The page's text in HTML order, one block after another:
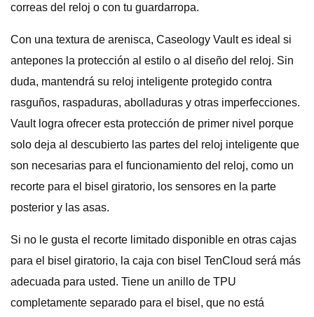
correas del reloj o con tu guardarropa.
Con una textura de arenisca, Caseology Vault es ideal si
antepones la protección al estilo o al diseño del reloj. Sin
duda, mantendrá su reloj inteligente protegido contra
rasguños, raspaduras, abolladuras y otras imperfecciones.
Vault logra ofrecer esta protección de primer nivel porque
solo deja al descubierto las partes del reloj inteligente que
son necesarias para el funcionamiento del reloj, como un
recorte para el bisel giratorio, los sensores en la parte
posterior y las asas.
Si no le gusta el recorte limitado disponible en otras cajas
para el bisel giratorio, la caja con bisel TenCloud será más
adecuada para usted. Tiene un anillo de TPU
completamente separado para el bisel, que no está